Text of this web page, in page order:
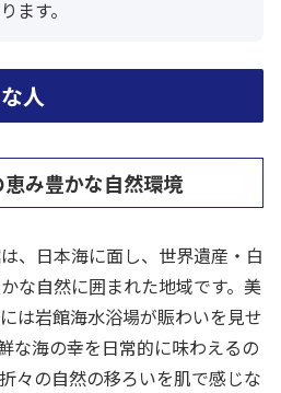
ます。
人
み豊かな自然環境
、日本海に面し、世界遺産・白
な自然に囲まれた地域です。美
は岩館海水浴場が賑わいを見せ
な海の幸を日常的に味わえるの
々の自然の移ろいを肌で感じな